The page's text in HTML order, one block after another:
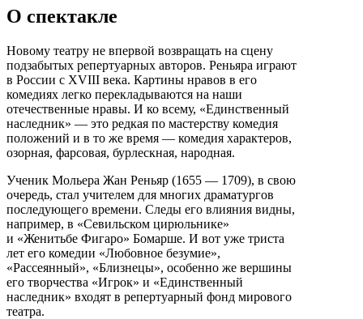
О спектакле
Новому театру не впервой возвращать на сцену
подзабытых репертуарных авторов. Реньяра играют
в России с XVIII века. Картины нравов в его
комедиях легко перекладываются на наши
отечественные нравы. И ко всему, «Единственный
наследник» — это редкая по мастерству комедия
положений и в то же время — комедия характеров,
озорная, фарсовая, бурлескная, народная.
Ученик Мольера Жан Реньяр (1655 — 1709), в свою
очередь, стал учителем для многих драматургов
последующего времени. Следы его влияния видны,
например, в «Севильском цирюльнике»
и «Женитьбе Фигаро» Бомарше. И вот уже триста
лет его комедии «Любовное безумие»,
«Рассеянный», «Близнецы», особенно же вершины
его творчества «Игрок» и «Единственный
наследник» входят в репертуарный фонд мирового
театра.